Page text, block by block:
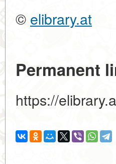
© elibrary.at
Permanent
https://